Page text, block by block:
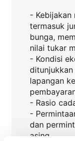
- Kebijakan
termasuk
bunga,
nilai tukar
- Kondisi
ditunjukkan
lapangan
- Rasio
-
dan
asing.